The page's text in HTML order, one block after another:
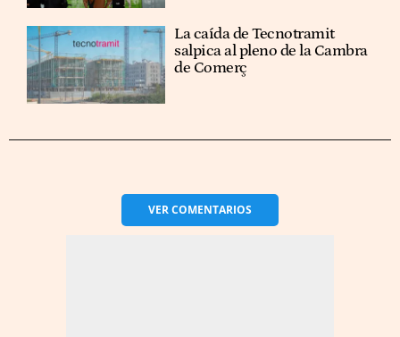
La caída de Tecnotramit
salpica al pleno de la Cambra
de Comerç
VERCOMENTARIOS